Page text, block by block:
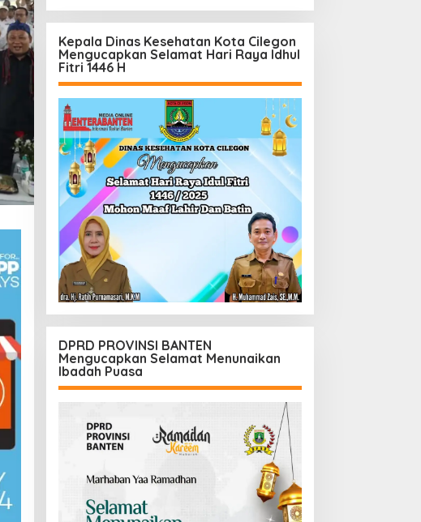
Kepala Dinas Kesehatan Kota Cilegon
Mengucapkan Selamat Hari Raya Idhul
Fitri 1446 H
DPRD PROVINSI BANTEN
Mengucapkan Selamat Menunaikan
Ibadah Puasa